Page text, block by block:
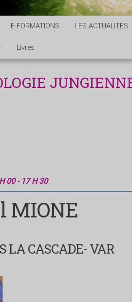
E-FORMATIONS LES ACTUALITÉS
Livres
00 - 17 H 30
MIONE
LA CASCADE- VAR